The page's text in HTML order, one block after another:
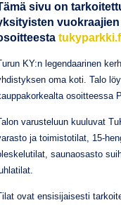
sivu on
KY:n legendaarinen
oma koti. Talo
osoitteessa
varusteluun kuuluvat
ja toimistotilat, 15-
saunaosasto
ovat ensisijaisesti